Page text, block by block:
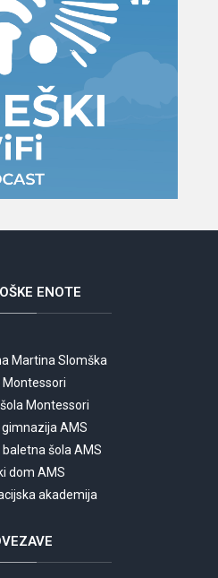
ENOTE
Martina Slomška
Montessori
Montessori
AMS
baletna šola AMS
dom AMS
akademija